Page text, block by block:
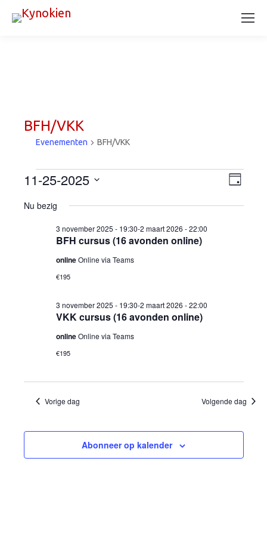
BFH/VKK
Evenementen BFH/VKK
Evenementen
in
november
Dag
11-25-2025
een
datum.
Nu bezig
BFH cursus (16 avonden online)
3 november 2025 - 19:30-2 maart 2026 - 22:00
onlineOnline via Teams
€195
VKK cursus (16 avonden online)
3 november 2025 - 19:30-2 maart 2026 - 22:00
onlineOnline via Teams
€195
Vorige dag Volgende dag
Abonneer op kalender